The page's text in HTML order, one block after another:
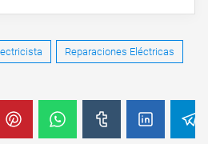
Reparaciones Eléctricas